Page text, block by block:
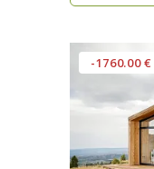
-1760.00 €